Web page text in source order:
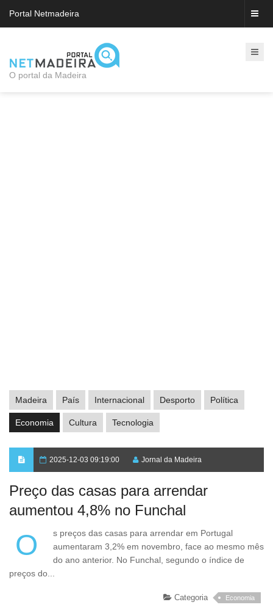
Portal Netmadeira
O portal da Madeira
Madeira País Internacional Desporto Política
Economia Cultura Tecnologia
2025-12-03 09:19:00 Jornal da Madeira
Preço das casas para arrendar
aumentou 4,8% no Funchal
Os preços das casas para arrendar em Portugal
aumentaram 3,2% em novembro, face ao mesmo mês
do ano anterior. No Funchal, segundo o índice de
preços do...
Categoria Economia